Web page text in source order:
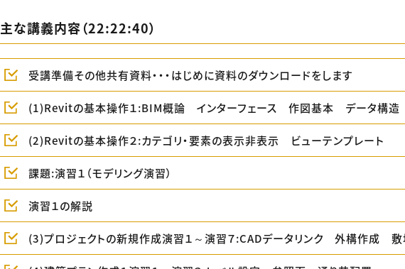
主な講義内容（22:22:40）
受講準備その他共有資料・・・はじめに資料のダウンロードをします
(1)Revitの基本操作１:BIM概論 インターフェース 作図基本 データ構造
(2)Revitの基本操作２:カテゴリ・要素の表示非表示 ビューテンプレート
課題:演習１（モデリング演習）
演習１の解説
(3)プロジェクトの新規作成演習１～演習７:CADデータリンク 外構作成